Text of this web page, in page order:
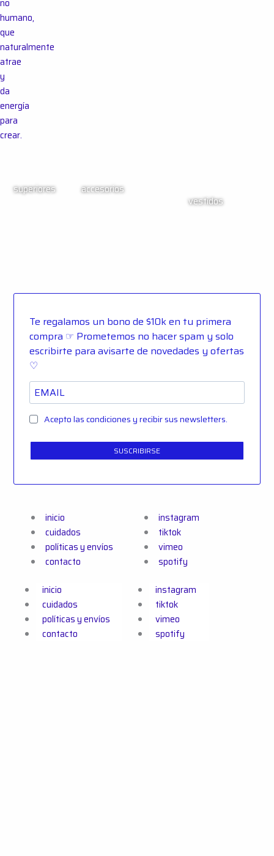
no
humano,
que
naturalmente
atrae
y
da
energía
para
crear.
superiores
accesorios
vestidos
Te regalamos un bono de $10k en tu primera
compra ☞ Prometemos no hacer spam y solo
escribirte para avisarte de novedades y ofertas
♡
Acepto las condiciones y recibir sus newsletters.
SUSCRIBIRSE
inicio
cuidados
políticas y envíos
contacto
inicio
cuidados
políticas y envíos
contacto
instagram
tiktok
vimeo
spotify
instagram
tiktok
vimeo
spotify